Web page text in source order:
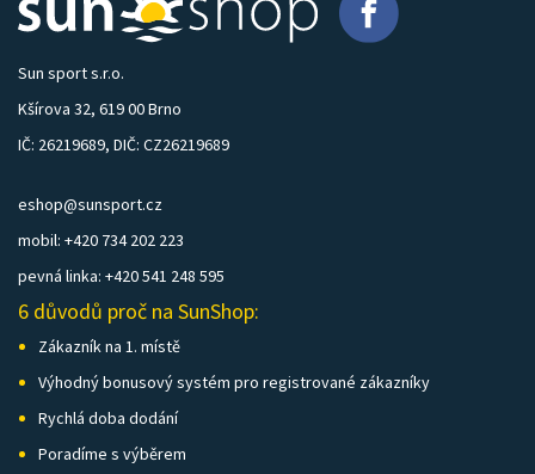
Sun sport s.r.o.
Kšírova 32, 619 00 Brno
IČ: 26219689, DIČ: CZ26219689
eshop@sunsport.cz
mobil: +420 734 202 223
pevná linka: +420 541 248 595
6 důvodů proč na SunShop:
Zákazník na 1. místě
Výhodný bonusový systém pro registrované zákazníky
Rychlá doba dodání
Poradíme s výběrem